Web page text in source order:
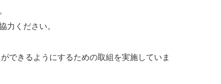
力ください。
できるようにするための取組を実施していま